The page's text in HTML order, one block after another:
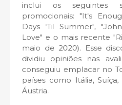
inclui os seguintes
promocionais: "It's
Days 'Til Summer",
Love" e o mais recente
maio de 2020). Esse
dividiu opiniões nas
conseguiu emplacar no
países como Itália,
Áustria.